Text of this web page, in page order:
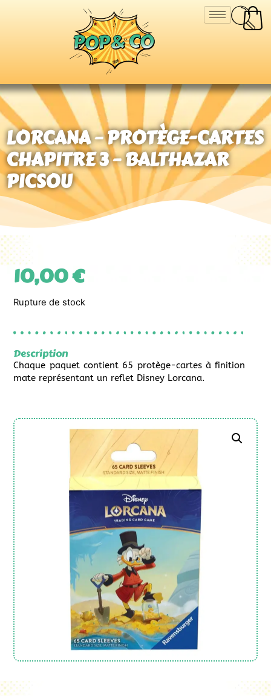
LORCANA – PROTÈGE-CARTES
CHAPITRE 3 – BALTHAZAR
PICSOU
10,00€
Rupture de stock
Description
Chaque paquet contient 65 protège-cartes à finition
mate représentant un reflet Disney Lorcana.